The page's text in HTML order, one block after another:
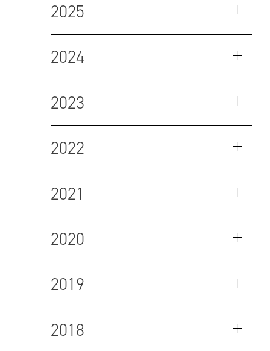
2025
2024
2023
2022
2021
2020
2019
2018